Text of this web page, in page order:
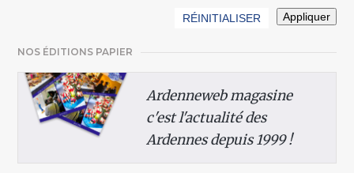
NOS ÉDITIONS PAPIER
Ardenneweb magasine
c'est l'actualité des
Ardennes depuis 1999 !